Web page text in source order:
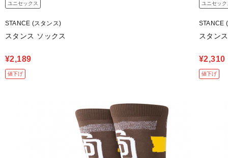
ユニセックス
STANCE (スタンス)
スタンス ソックス
¥2,189
値下げ
ユニセック
STANCE
スタン
¥2,310
値下げ